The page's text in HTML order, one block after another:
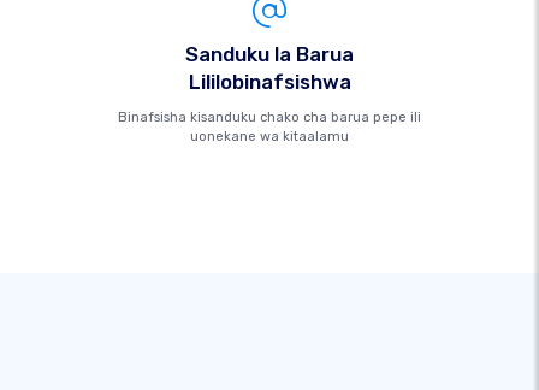
Sanduku la Barua
Lililobinafsishwa
Binafsisha kisanduku chako cha barua pepe ili
uonekane wa kitaalamu